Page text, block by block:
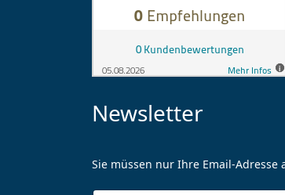
Newsletter
Sie müssen nur Ihre Email-